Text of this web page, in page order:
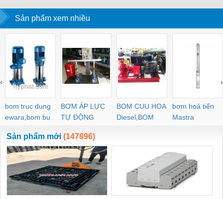
Sản phẩm xem nhiều
bom truc dung
ewara,bom bu
ewara
BƠM ÁP LỰC
TỰ ĐỘNG
BOM CUU HOA
Diesel,BOM
CHUA CHAY
bơm hoả tiển
Mastra
‹ ›
Sản phẩm mới (147896)